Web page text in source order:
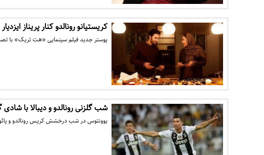
کریستیانو رونالدو کنار پریناز
پوستر جدید فیلم سینمایی «هت تریک» با
شب گلزنی رونالدو و دیبالا با
یوونتوس در شب درخشش کریس رونالدو و